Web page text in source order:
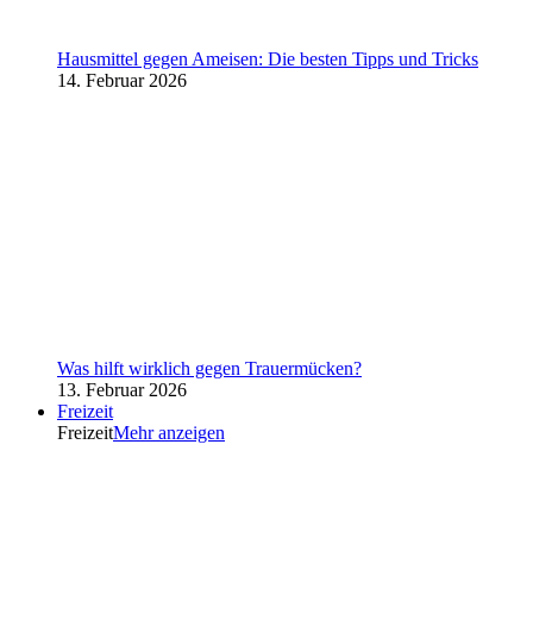
Hausmittel gegen Ameisen: Die besten Tipps und Tricks
14. Februar 2026
Was hilft wirklich gegen Trauermücken?
13. Februar 2026
Freizeit
FreizeitMehr anzeigen